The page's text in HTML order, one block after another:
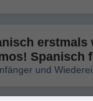
erstmals
Spanisch
und